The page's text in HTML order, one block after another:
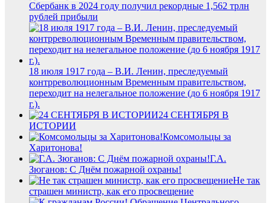
Сбербанк в 2024 году получил рекордные 1,562 трлн
рублей прибыли
18 июля 1917 года – В.И. Ленин, преследуемый
контрреволюционным Временным правительством,
переходит на нелегальное положение (до 6 ноября 1917
г.).
24 СЕНТЯБРЯ В
ИСТОРИИ
Комсомольцы за
Харитонова!
Г.А.
Зюганов: С Днём пожарной охраны!
Не так
страшен министр, как его просвещение